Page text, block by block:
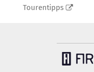
Tourentipps